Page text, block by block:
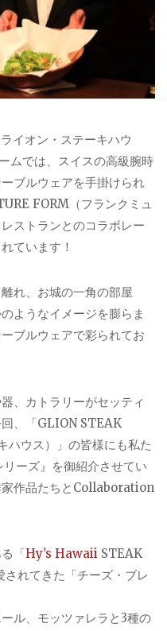
ライオン・ステーキハウ
ムでは、スイスの高級腕時
ブルウェアを手掛けられ
FORM（フランクミュ
ストランとのコラボレー
ています！
れ、お城の一角の部屋
ようなイメージを膨らま
ブルウェアで彩られてお
、カトラリーがセッティ
、「GLION STEAK
ハウス）」の皆様にも私た
ーズ』を御紹介させてい
家作品たちとCollaboration
「Hy’s Hawaii STEAK
れてきた「チーズ・ブレ
ル、モッツァレラと3種の